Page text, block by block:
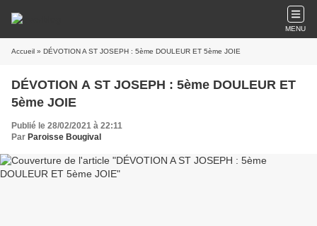
MENU
Accueil » DÉVOTION A ST JOSEPH : 5ème DOULEUR ET 5ème JOIE
DÉVOTION A ST JOSEPH : 5ème DOULEUR ET
5ème JOIE
Publié le 28/02/2021 à 22:11
Par Paroisse Bougival